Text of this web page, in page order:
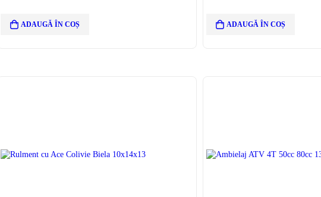
ADAUGĂ ÎN COȘ ADAUGĂ ÎN COȘ